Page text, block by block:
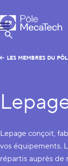
Pôle MecaTech
Menu
Afficher la
FR
EN
LES MEMBRES DU
Lepage conçoit,
vos équipements.
répartis auprès de